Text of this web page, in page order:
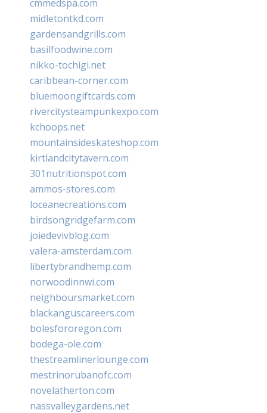
cmmedspa.com
midletontkd.com
gardensandgrills.com
basilfoodwine.com
nikko-tochigi.net
caribbean-corner.com
bluemoongiftcards.com
rivercitysteampunkexpo.com
kchoops.net
mountainsideskateshop.com
kirtlandcitytavern.com
301nutritionspot.com
ammos-stores.com
loceanecreations.com
birdsongridgefarm.com
joiedevivblog.com
valera-amsterdam.com
libertybrandhemp.com
norwoodinnwi.com
neighboursmarket.com
blackanguscareers.com
bolesfororegon.com
bodega-ole.com
thestreamlinerlounge.com
mestrinorubanofc.com
novelatherton.com
nassvalleygardens.net